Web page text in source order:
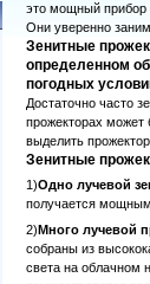
это мощный прибор
Они уверенно
Зенитные
определенном
погодных
Достаточно часто
прожекторах может
выделить
Зенитные
1)Одно лучевой
получается мощным
2)Много лучевой
собраны из
света на облачном